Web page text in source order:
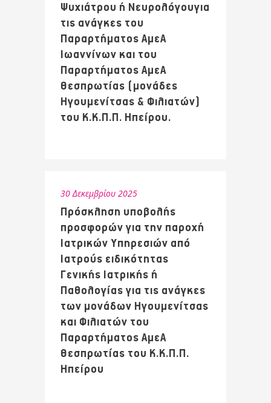
Ψυχιάτρου ή Νευρολόγουγια
τις ανάγκες του
Παραρτήματος ΑμεΑ
Ιωαννίνων και του
Παραρτήματος ΑμεΑ
Θεσπρωτίας (μονάδες
Ηγουμενίτσας & Φιλιατών)
του Κ.Κ.Π.Π. Ηπείρου.
30 Δεκεμβρίου 2025
Πρόσκληση υποβολής
προσφορών για την παροχή
Ιατρικών Υπηρεσιών από
Ιατρούς ειδικότητας
Γενικής Ιατρικής ή
Παθολογίας για τις ανάγκες
των μονάδων Ηγουμενίτσας
και Φιλιατών του
Παραρτήματος ΑμεΑ
Θεσπρωτίας του Κ.Κ.Π.Π.
Ηπείρου